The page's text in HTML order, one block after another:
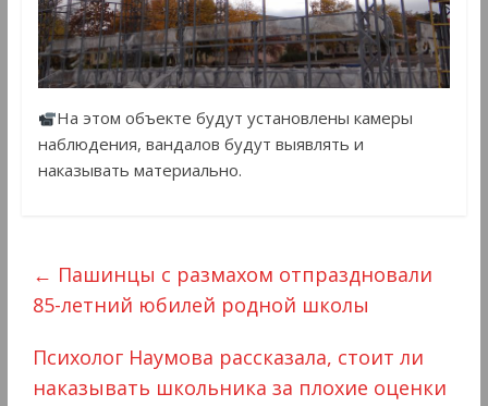
На этом объекте будут установлены камеры
наблюдения, вандалов будут выявлять и
наказывать материально.
← Пашинцы с размахом отпраздновали
85-летний юбилей родной школы
Психолог Наумова рассказала, стоит ли
наказывать школьника за плохие оценки